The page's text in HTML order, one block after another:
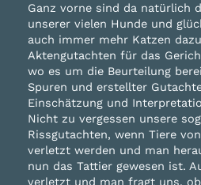
Ganz vorne sind da natürlich
unserer vielen Hunde und
auch immer mehr Katzen
Aktengutachten für das
wo es um die Beurteilung
Spuren und erstellter
Einschätzung und
Nicht zu vergessen unsere
Rissgutachten, wenn Tiere
verletzt werden und man
nun das Tattier gewesen ist.